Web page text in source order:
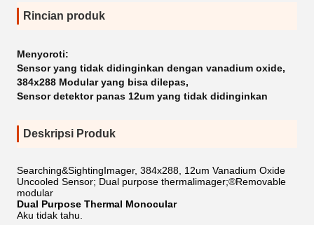
Rincian produk
Menyoroti:
Sensor yang tidak didinginkan dengan vanadium oxide,
384x288 Modular yang bisa dilepas,
Sensor detektor panas 12um yang tidak didinginkan
Deskripsi Produk
Searching&SightingImager, 384x288, 12um Vanadium Oxide
Uncooled Sensor; Dual purpose thermalimager;®Removable
modular
Dual Purpose Thermal Monocular
Aku tidak tahu.